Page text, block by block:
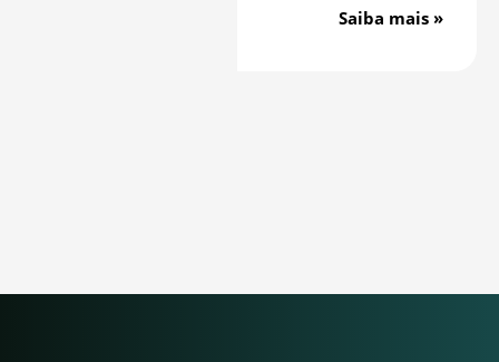
Saiba mais »